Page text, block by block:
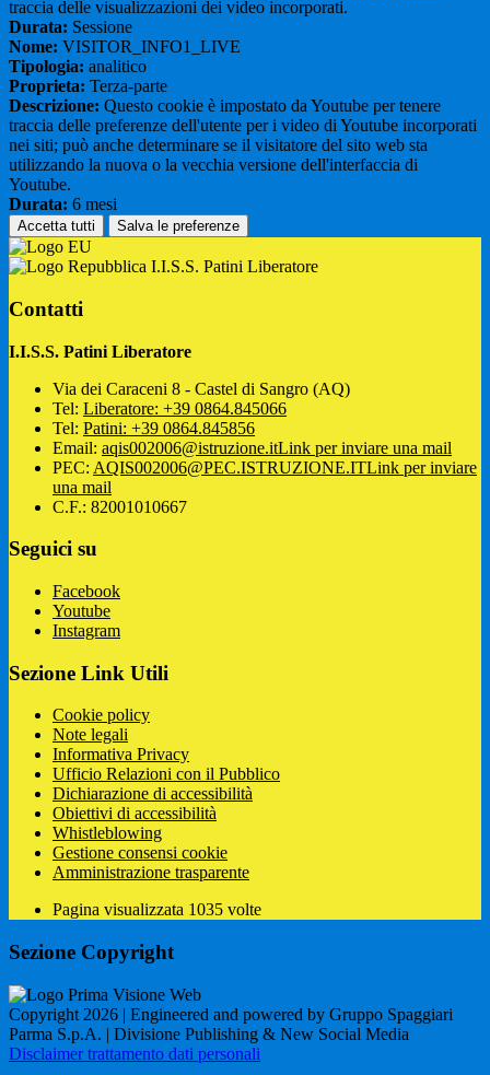
traccia delle visualizzazioni dei video incorporati.
Durata: Sessione
Nome: VISITOR_INFO1_LIVE
Tipologia: analitico
Proprieta: Terza-parte
Descrizione: Questo cookie è impostato da Youtube per tenere
traccia delle preferenze dell'utente per i video di Youtube incorporati
nei siti; può anche determinare se il visitatore del sito web sta
utilizzando la nuova o la vecchia versione dell'interfaccia di
Youtube.
Durata: 6 mesi
Accetta tutti Salva le preferenze
I.I.S.S. Patini Liberatore
Contatti
I.I.S.S. Patini Liberatore
Via dei Caraceni 8 - Castel di Sangro (AQ)
Tel: Liberatore: +39 0864.845066
Tel: Patini: +39 0864.845856
Email: aqis002006@istruzione.itLink per inviare una mail
PEC: AQIS002006@PEC.ISTRUZIONE.ITLink per inviare
una mail
C.F.: 82001010667
Seguici su
Facebook
Youtube
Instagram
Sezione Link Utili
Cookie policy
Note legali
Informativa Privacy
Ufficio Relazioni con il Pubblico
Dichiarazione di accessibilità
Obiettivi di accessibilità
Whistleblowing
Gestione consensi cookie
Amministrazione trasparente
Pagina visualizzata 1035 volte
Sezione Copyright
Copyright 2026 | Engineered and powered by Gruppo Spaggiari
Parma S.p.A. | Divisione Publishing & New Social Media
Disclaimer trattamento dati personali